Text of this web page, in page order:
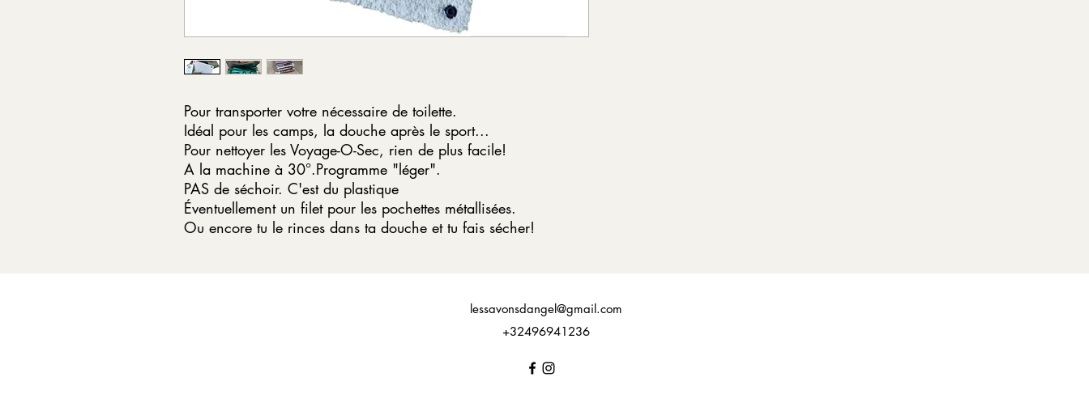
Pour transporter votre nécessaire de toilette.
Idéal pour les camps, la douche après le sport...
Pour nettoyer les Voyage-O-Sec, rien de plus facile!
A la machine à 30°.Programme "léger".
PAS de séchoir. C'est du plastique
Éventuellement un filet pour les pochettes métallisées.
Ou encore tu le rinces dans ta douche et tu fais sécher!
lessavonsdangel@gmail.com
+32496941236